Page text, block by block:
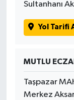
Sultanhanı
Yol Tarifi
MUTLU
Taşpazar
Merkez